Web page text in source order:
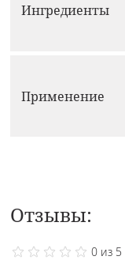
Ингредиенты
Применение
Отзывы:
0 из 5